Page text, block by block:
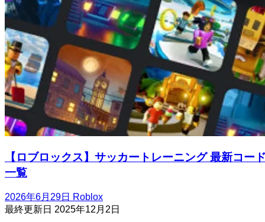
【ロブロックス】サッカートレーニング 最新コー
一覧
2026年6月29日 Roblox
最終更新日 2025年12月2日